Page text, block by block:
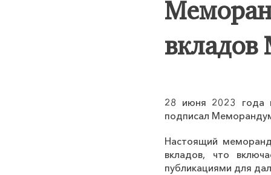
вкладов
28 июня 2023 года
подписал
Настоящий
вкладов, что
публикациями для